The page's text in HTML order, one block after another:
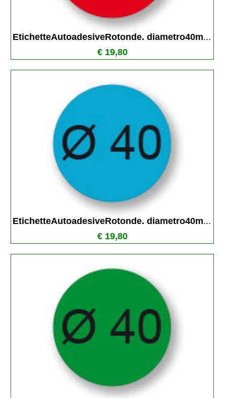
EtichetteAutoadesiveRotonde. diametro40m...
€ 19,80
EtichetteAutoadesiveRotonde. diametro40m...
€ 19,80